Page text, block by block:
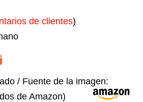
de clientes)
/ Fuente de la imagen:
de Amazon)